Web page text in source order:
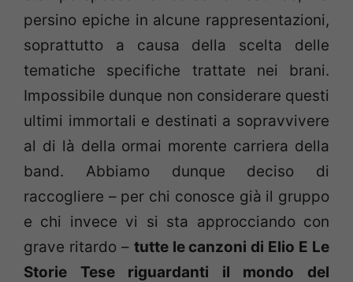
persino epiche in alcune rappresentazioni,
soprattutto a causa della scelta delle
tematiche specifiche trattate nei brani.
Impossibile dunque non considerare questi
ultimi immortali e destinati a sopravvivere
al di là della ormai morente carriera della
band. Abbiamo dunque deciso di
raccogliere – per chi conosce già il gruppo
e chi invece vi si sta approcciando con
grave ritardo – tutte le canzoni di Elio E Le
Storie Tese riguardanti il mondo del